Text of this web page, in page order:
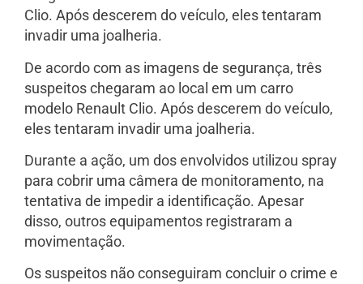
Clio. Após descerem do veículo, eles tentaram
invadir uma joalheria.
De acordo com as imagens de segurança, três
suspeitos chegaram ao local em um carro
modelo Renault Clio. Após descerem do veículo,
eles tentaram invadir uma joalheria.
Durante a ação, um dos envolvidos utilizou spray
para cobrir uma câmera de monitoramento, na
tentativa de impedir a identificação. Apesar
disso, outros equipamentos registraram a
movimentação.
Os suspeitos não conseguiram concluir o crime e